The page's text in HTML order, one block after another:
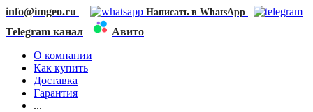
info@imgeo.ru Написать в WhatsApp
Telegram канал
Авито
О компании
Как купить
Доставка
Гарантия
...